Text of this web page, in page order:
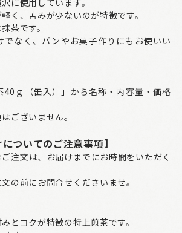
く、苦みが少ないのが特徴です。
茶です。
でなく、パンやお菓子作りにもお使いい
ｇ（缶入）」から名称・内容量・価格
ございません。
ついてのご注意事項】
注文は、お届けまでにお時間をいただく
の前にお問合せくださいませ。
とコクが特徴の特上煎茶です。